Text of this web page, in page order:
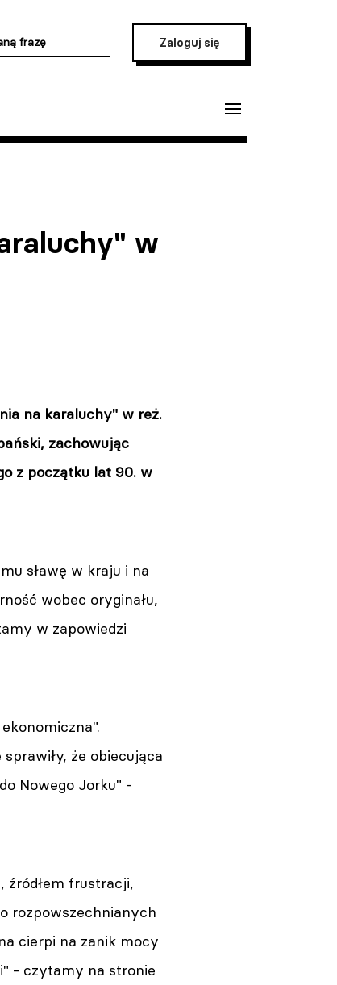
Zaloguj się
w
na karaluchy" w reż.
zachowując
z początku lat 90. w
sławę w kraju i na
wobec oryginału,
w zapowiedzi
że obiecująca
Nowego Jorku" -
źródłem frustracji,
rozpowszechnianych
cierpi na zanik mocy
- czytamy na stronie